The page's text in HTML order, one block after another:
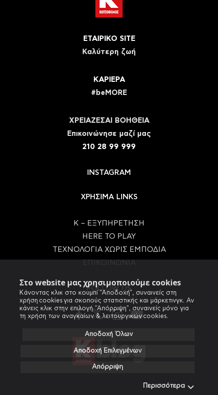
Στο website μας χρησιμοποιούμε cookies
Κάνοντας κλικ στο κουμπί "Αποδοχή", συναινείς στη
χρήση cookies για σκοπούς στατιστικής και μάρκετινγκ. Αν
κάνεις κλικ στην επιλογή "Απόρριψη", συναινείς μόνο για
τη χρήση των αναγκαίων & λειτουργικών cookies.
Αποδοχή Όλων
Αποδοχή Επιλεγμένων
Απόρριψη
Περισσότερα
ΕΤΑΙΡΙΚΟ SITE
Καλύτερη ζωή
ΚΑΡΙΕΡΑ
#beMORE
ΧΡΕΙΑΖΕΣΑΙ ΒΟΗΘΕΙΑ
Eπικοινώνησε μαζί μας
210 28 99 999
INSTAGRAM
ΧΡΗΣΙΜΑ LINKS
Κ – ΕΞΥΠΗΡΕΤΗΣΗ
HERE TO PLAY
ΤΕΧΝΟΛΟΓΙΑ ΧΩΡΙΣ ΕΜΠΟΔΙΑ
FOLLOW US